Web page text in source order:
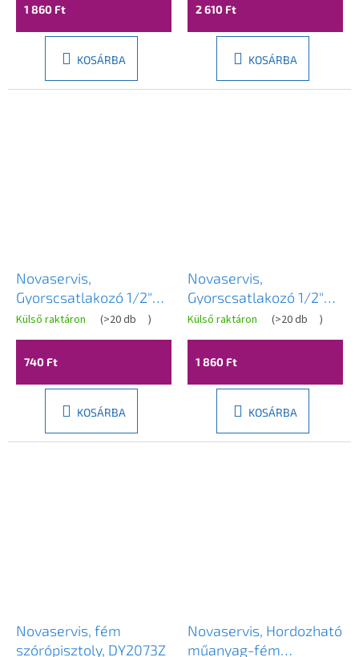
1 860 Ft
KOSÁRBA
2 610 Ft
KOSÁRBA
Novaservis,
Gyorscsatlakozó 1/2"
műanyag, DY8010
Külső raktáron (>20 db )
740 Ft
KOSÁRBA
Novaservis,
Gyorscsatlakozó 1/2"
sárgaréz, DY8010C
Külső raktáron (>20 db )
1 860 Ft
KOSÁRBA
Novaservis, fém
szórópisztoly, DY2073Z
Novaservis, Hordozható
műanyag-fém